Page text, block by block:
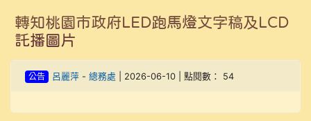
轉知桃園市政府LED跑馬燈文字稿及LCD
託播圖片
公告 呂麗萍- 總務處 | 2026-06-10 | 點閱數： 54